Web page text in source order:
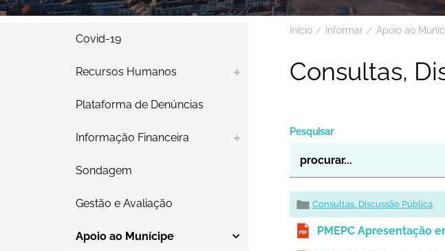
Covid-19
Recursos Humanos
Plataforma de Denúncias
Informação Financeira
Sondagem
Gestão e Avaliação
Apoio ao Munícipe
Início Informar Apoio ao
Consultas,
Pesquisar
Consultas, Discussão Pública
PMEPC Apresentação